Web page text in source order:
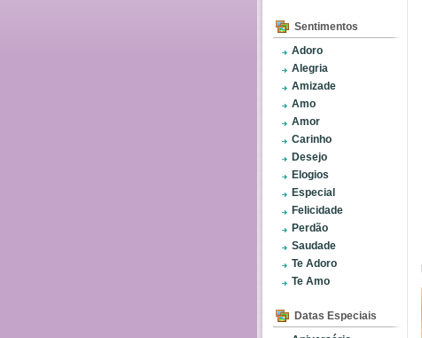
Sentimentos
Adoro
Alegria
Amizade
Amo
Amor
Carinho
Desejo
Elogios
Especial
Felicidade
Perdão
Saudade
Te Adoro
Te Amo
Datas Especiais